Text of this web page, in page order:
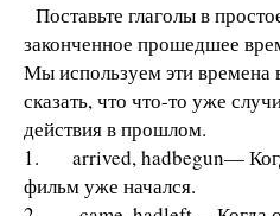
Поставьте глаголы в
законченное прошедшее
Мы используем эти времена
сказать, что что-то уже
действия в прошлом.
1. arrived, hadbegun—
фильм уже начался.